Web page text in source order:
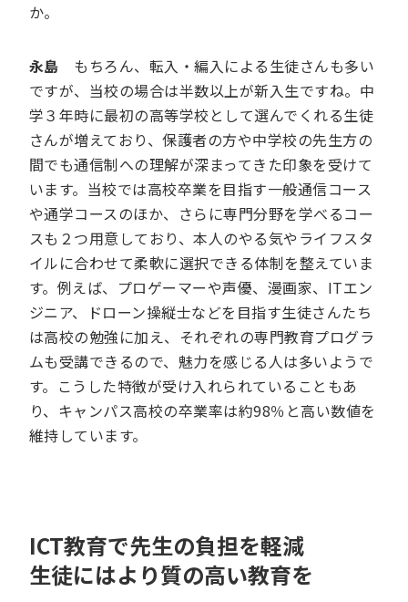
か。
永島 もちろん、転入・編入による生徒さんも多い
ですが、当校の場合は半数以上が新入生ですね。中
学３年時に最初の高等学校として選んでくれる生徒
さんが増えており、保護者の方や中学校の先生方の
間でも通信制への理解が深まってきた印象を受けて
います。当校では高校卒業を目指す一般通信コース
や通学コースのほか、さらに専門分野を学べるコー
スも２つ用意しており、本人のやる気やライフスタ
イルに合わせて柔軟に選択できる体制を整えていま
す。例えば、プロゲーマーや声優、漫画家、ITエン
ジニア、ドローン操縦士などを目指す生徒さんたち
は高校の勉強に加え、それぞれの専門教育プログラ
ムも受講できるので、魅力を感じる人は多いようで
す。こうした特徴が受け入れられていることもあ
り、キャンパス高校の卒業率は約98％と高い数値を
維持しています。
ICT教育で先生の負担を軽減
生徒にはより質の高い教育を